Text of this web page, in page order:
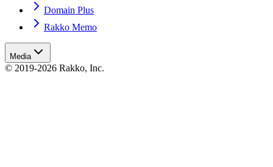
Domain Plus
Rakko Memo
Media
© 2019-2026 Rakko, Inc.